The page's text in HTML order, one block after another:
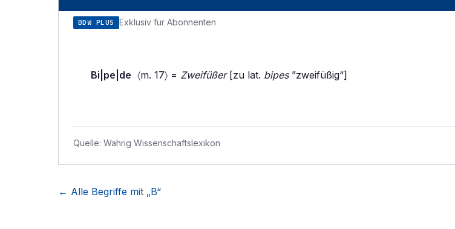
BDW PLUS Exklusiv für Abonnenten
Bi|pe|de 〈m. 17〉 = Zweifüßer[zu lat. bipes”zweifüßig“]
Quelle: Wahrig Wissenschaftslexikon
← Alle Begriffe mit „B“